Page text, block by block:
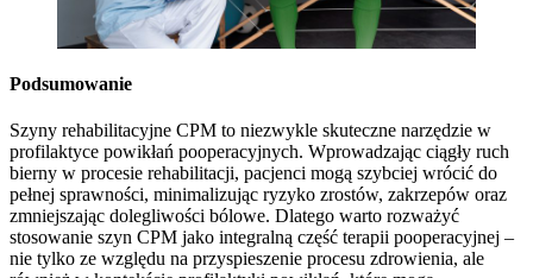
Podsumowanie
Szyny rehabilitacyjne CPM to niezwykle skuteczne narzędzie w
profilaktyce powikłań pooperacyjnych. Wprowadzając ciągły ruch
bierny w procesie rehabilitacji, pacjenci mogą szybciej wrócić do
pełnej sprawności, minimalizując ryzyko zrostów, zakrzepów oraz
zmniejszając dolegliwości bólowe. Dlatego warto rozważyć
stosowanie szyn CPM jako integralną część terapii pooperacyjnej –
nie tylko ze względu na przyspieszenie procesu zdrowienia, ale